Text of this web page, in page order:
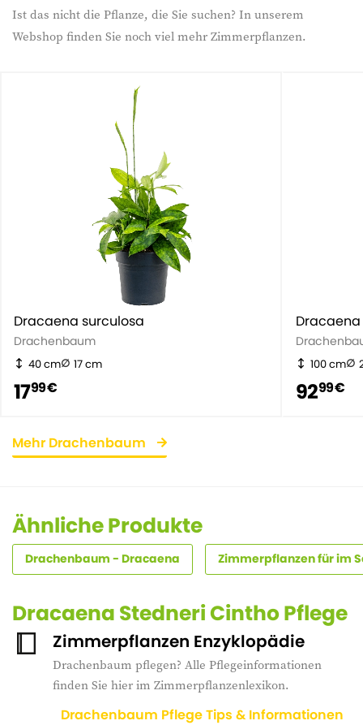
Ist das nicht die Pflanze, die Sie suchen? In unserem
Webshop finden Sie noch viel mehr Zimmerpflanzen.
Dracaena surculosa
Drachenbaum
40 cm 17 cm
1799 €
100 cm
9299 €
Mehr Drachenbaum
Ähnliche Produkte
Drachenbaum - Dracaena Zimmerpflanzen für im
Dracaena Stedneri Cintho Pflege
Zimmerpflanzen Enzyklopädie
Drachenbaum pflegen? Alle Pflegeinformationen
finden Sie hier im Zimmerpflanzenlexikon.
Drachenbaum Pflege Tips & Informationen